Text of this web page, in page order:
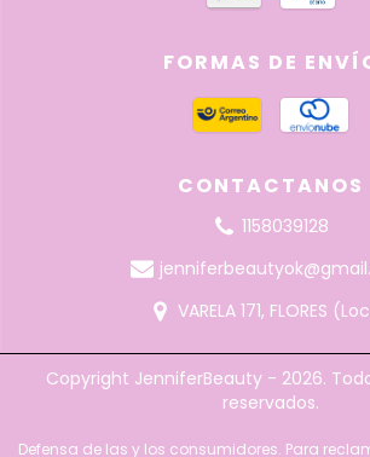
FORMAS DE
CONTACTANOS
1158039128
VARELA 171, FLORES
Copyright JenniferBeauty - 2026.
reservados.
Defensa de las y los consumidores. Para